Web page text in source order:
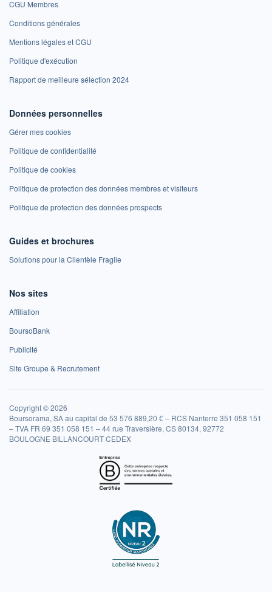
CGU Membres
Conditions générales
Mentions légales et CGU
Politique d'exécution
Rapport de meilleure sélection 2024
Données personnelles
Gérer mes cookies
Politique de confidentialité
Politique de cookies
Politique de protection des données membres et visiteurs
Politique de protection des données prospects
Guides et brochures
Solutions pour la Clientèle Fragile
Nos sites
Affiliation
BoursoBank
Publicité
Site Groupe & Recrutement
Copyright © 2026
Boursorama, SA au capital de 53 576 889,20 € – RCS Nanterre 351 058 151
– TVA FR 69 351 058 151 – 44 rue Traversière, CS 80134, 92772
BOULOGNE BILLANCOURT CEDEX